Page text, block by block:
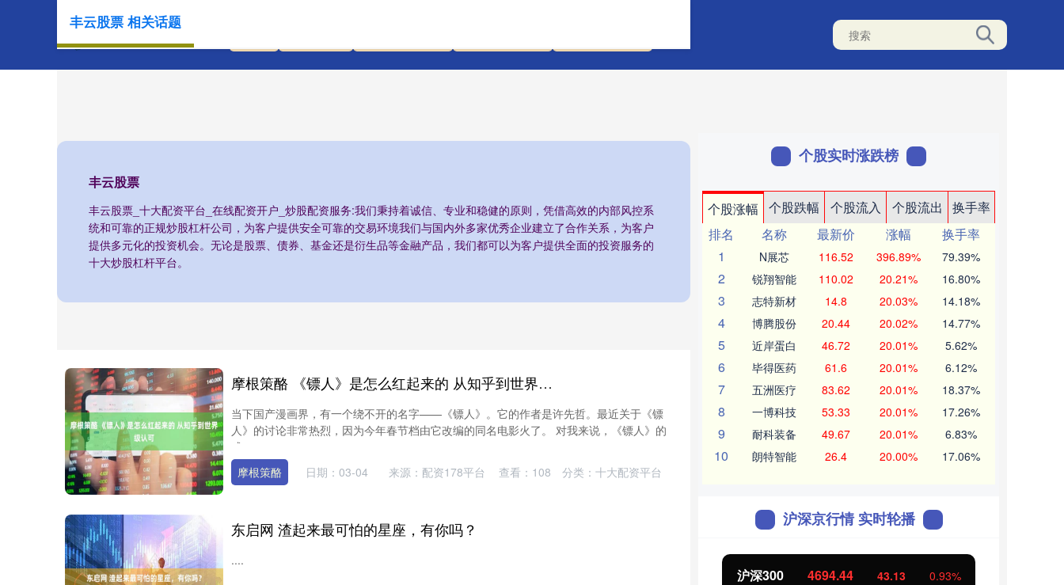
丰云股票
丰云股票_十大配资平台_在线配资开户_炒股配资服务:我们秉持着诚信、专业和稳健的原则，凭借高效的内部风控系
统和可靠的正规炒股杠杆公司，为客户提供安全可靠的交易环境我们与国内外多家优秀企业建立了合作关系，为客户
提供多元化的投资机会。无论是股票、债券、基金还是衍生品等金融产品，我们都可以为客户提供全面的投资服务的
十大炒股杠杆平台。
丰云股票 相关话题
摩根策酪 《镖人》是怎么红起来的 从知乎到世界级认可
当下国产漫画界，有一个绕不开的名字——《镖人》。它的作者是许先哲。最近关于《镖
人》的讨论非常热烈，因为今年春节档由它改编的同名电影火了。 对我来说，《镖人》的
成....
摩根策酪
日期：03-04 来源：配资178平台 查看： 108 分类： 十大配资平台
东启网 渣起来最可怕的星座，有你吗？
....
个股实时涨跌榜
个股涨幅 个股跌幅 个股流入 个股流出
换手率
排名
名称 最新价 涨幅
换手率
1
N展芯 116.52 396.89% 79.39%
2 锐翔智能 110.02 20.21% 16.80%
3 志特新材 14.8 20.03% 14.18%
4 博腾股份 20.44 20.02% 14.77%
5 近岸蛋白 46.72 20.01% 5.62%
6 毕得医药 61.6 20.01% 6.12%
7 五洲医疗 83.62 20.01% 18.37%
8 一博科技 53.33 20.01% 17.26%
9 耐科装备 49.67 20.01% 6.83%
10 朗特智能 26.4 20.00% 17.06%
沪深京行情 实时轮播
上证指数 3940.04 沪深300 4694.44 43.13 0.93%